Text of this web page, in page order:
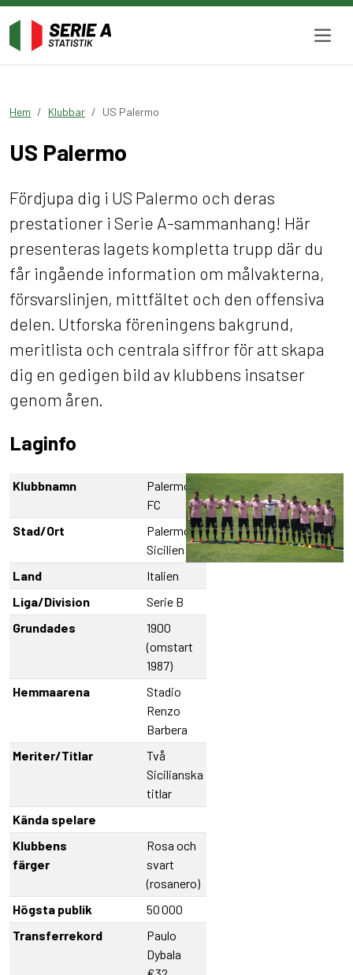
Hem Klubbar US Palermo
US Palermo
Fördjupa dig i US Palermo och deras
prestationer i Serie A-sammanhang! Här
presenteras lagets kompletta trupp där du
får ingående information om målvakterna,
försvarslinjen, mittfältet och den offensiva
delen. Utforska föreningens bakgrund,
meritlista och centrala siffror för att skapa
dig en gedigen bild av klubbens insatser
genom åren.
Laginfo
Klubbnamn
Palermo
FC
Stad/Ort
Palermo,
Sicilien
Land
Italien
Liga/Division
Serie B
Grundades
1900
(omstart
1987)
Hemmaarena
Stadio
Renzo
Barbera
Meriter/Titlar
Två
Sicilianska
titlar
Kända spelare
Klubbens
färger
Rosa och
svart
(rosanero)
Högsta publik
50 000
Transferrekord
Paulo
Dybala